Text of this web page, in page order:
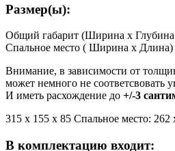
Размер(ы):
Общий габарит (Ширина x
Спальное место ( Ширина x Длина)
Внимание, в зависимости от
может немного не соответсвовать
И иметь расхождение до +/-3
315 х 155 x 85 Спальное место: 262
В комплектацию входит: